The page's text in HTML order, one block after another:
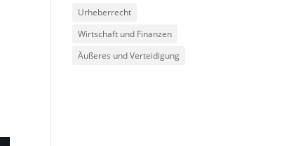
Urheberrecht
Wirtschaft und Finanzen
Äußeres und Verteidigung